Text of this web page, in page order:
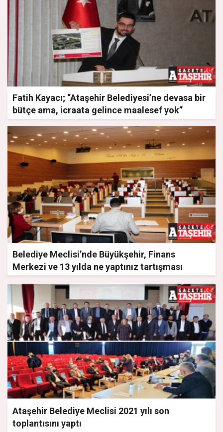
Fatih Kayacı; “Ataşehir Belediyesi’ne devasa bir
bütçe ama, icraata gelince maalesef yok”
Belediye Meclisi’nde Büyükşehir, Finans
Merkezi ve 13 yılda ne yaptınız tartışması
Ataşehir Belediye Meclisi 2021 yılı son
toplantısını yaptı